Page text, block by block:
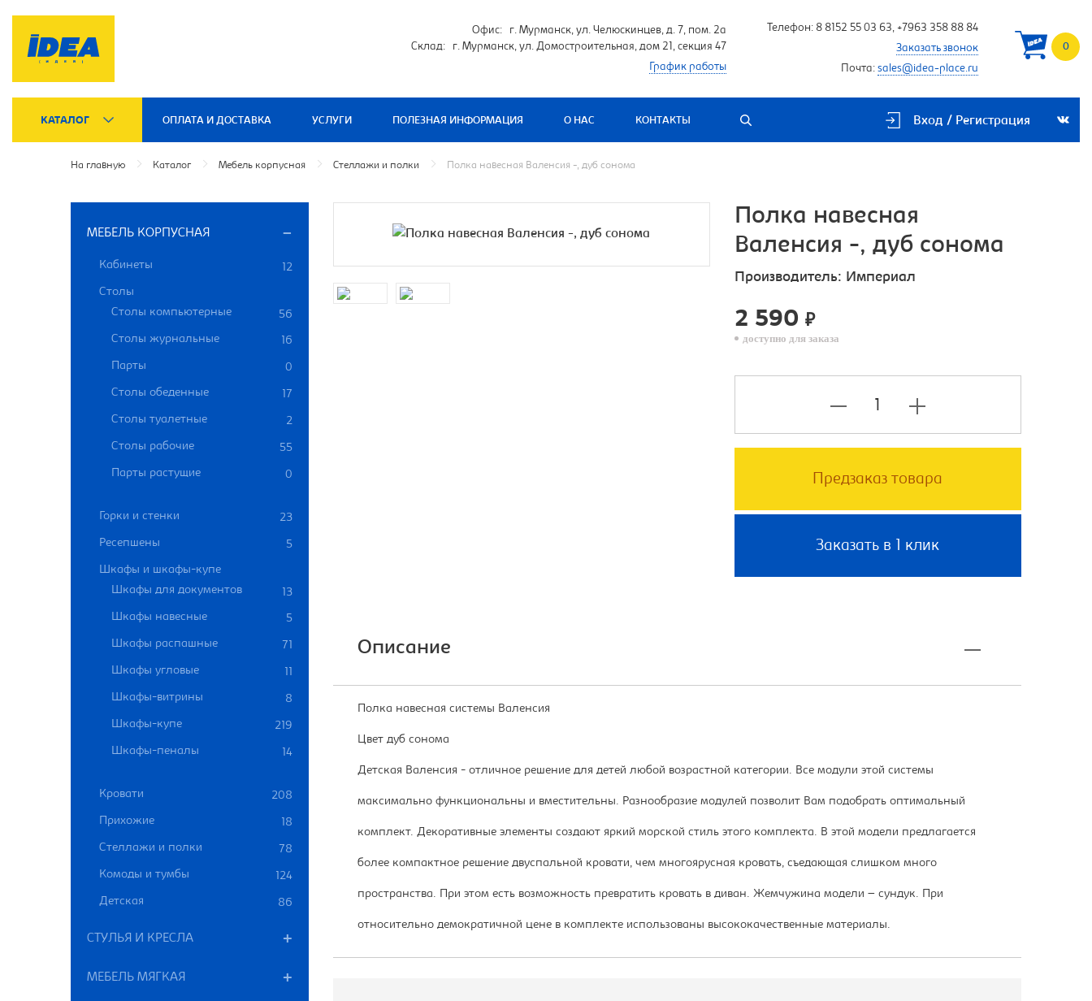
Офис: г. Мурманск, ул. Челюскинцев, д. 7, пом. 2а
Склад: г. Мурманск, ул. Домостроительная, дом 21, секция 47
График работы
Телефон: 8 8152 55 03 63, +7963 358 88 84
Заказать звонок
Почта: sales@idea-place.ru
0
КАТАЛОГ ОПЛАТА И ДОСТАВКА УСЛУГИ ПОЛЕЗНАЯ ИНФОРМАЦИЯ О НАС КОНТАКТЫ Вход / Регистрация
На главную Каталог Мебель корпусная Стеллажи и полки Полка навесная Валенсия -, дуб сонома
МЕБЕЛЬ КОРПУСНАЯ
Кабинеты
12
Столы
Столы компьютерные
56
Столы журнальные
16
Парты 0
Столы обеденные 17
Столы туалетные 2
Столы рабочие 55
Парты растущие 0
Горки и стенки 23
Ресепшены 5
Шкафы и шкафы-купе
Шкафы для документов
13
Шкафы навесные
5
Шкафы распашные 71
Шкафы угловые 11
Шкафы-витрины 8
Шкафы-купе 219
Шкафы-пеналы 14
Кровати 208
Прихожие 18
Стеллажи и полки 78
Комоды и тумбы 124
Детская 86
СТУЛЬЯ И КРЕСЛА
МЕБЕЛЬ МЯГКАЯ
Полка навесная
Валенсия -, дуб сонома
Производитель: Империал
2 590 ₽
доступно для заказа
Предзаказ товара
Заказать в 1 клик
Описание
Полка навесная системы Валенсия
Цвет дуб сонома
Детская Валенсия - отличное решение для детей любой возрастной категории. Все модули этой системы
максимально функциональны и вместительны. Разнообразие модулей позволит Вам подобрать оптимальный
комплект. Декоративные элементы создают яркий морской стиль этого комплекта. В этой модели предлагается
более компактное решение двуспальной кровати, чем многоярусная кровать, съедающая слишком много
пространства. При этом есть возможность превратить кровать в диван. Жемчужина модели – сундук. При
относительно демократичной цене в комплекте использованы высококачественные материалы.